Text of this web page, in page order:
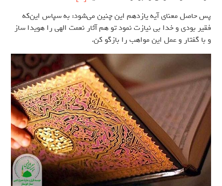
پس حاصل معنای آیه یازدهم این چنین می‌شود: به سپاس این‌که
فقیر بودی و خدا بی نیازت نمود تو هم آثار نعمت الهی را هویدا ساز
و با گفتار و عمل این مواهب را بازگو کن.